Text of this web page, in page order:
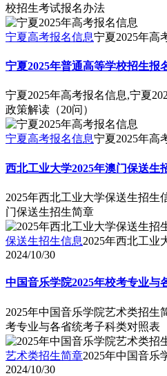
校招生考试报名办法
宁夏高考报名信息宁夏2025年高
宁夏2025年普通高等学校招生报
宁夏2025年高考报名信息,宁夏
政策解读（20问）
宁夏高考报名信息宁夏2025年高
西北工业大学2025年澳门保送生
2025年西北工业大学保送生招生
门保送生招生简章
保送生招生信息2025年西北工业
2024/10/30
中国音乐学院2025年校考专业与
2025年中国音乐学院艺术类招生
考专业与各省统考子科类对照表
艺术类招生简章2025年中国音乐
2024/10/30